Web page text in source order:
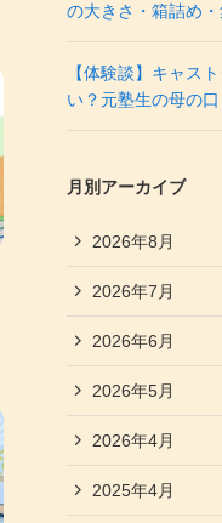
の大きさ・箱詰め
【体験談】キャス
い？元塾生の母の口
月別アーカイブ
2026年8月
2026年7月
2026年6月
2026年5月
2026年4月
2025年4月